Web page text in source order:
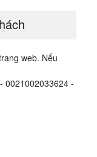
web. Nếu
0021002033624 -